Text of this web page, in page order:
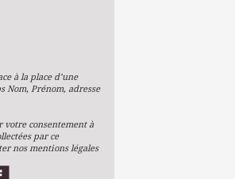
à la place d’une
Nom, Prénom, adresse
consentement à
par ce
nos mentions légales